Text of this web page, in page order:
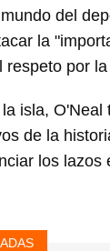
del
la
respeto por
isla, O'Neal
de la
los lazos